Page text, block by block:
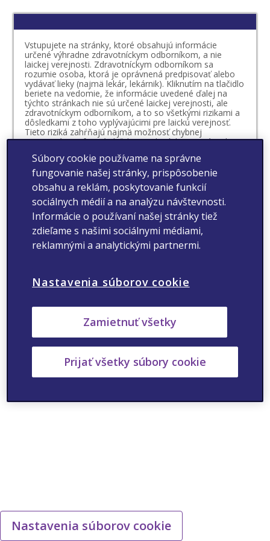
Vstupujete na stránky, ktoré obsahujú informácie
určené výhradne zdravotníckym odborníkom, a nie
laickej verejnosti. Zdravotníckym odborníkom sa
rozumie osoba, ktorá je oprávnená predpisovať alebo
vydávať lieky (najmä lekár, lekárnik). Kliknutím na tlačidlo
beriete na vedomie, že informácie uvedené ďalej na
týchto stránkach nie sú určené laickej verejnosti, ale
zdravotníckym odborníkom, a to so všetkými rizikami a
dôsledkami z toho vyplývajúcimi pre laickú verejnosť.
Tieto riziká zahŕňajú najmä možnosť chybnej
interpretácie informácií ďalej uvedených, nesprávneho
úsudku, čo sa týka vlastného zdravotného stavu či
možnosti vzniku mylnej preferencie vo vzťahu k
určitému lieku. Beriete na vedomie, že o vhodnosti
prípadnej liečby určitým liekom, ktorého výdaj je viazaný
na lekársky predpis, rozhoduje váš lekár v spolupráci s
vami. O vhodnosti liečby liekom, ktorého výdaj nie je
viazaný na lekársky predpis, by ste sa mali vždy poradiť
s vaším lekárom alebo lekárnikom.
Vyhlasujem, že som sa oboznámil/-a s definíciou
zdravotníckeho odborníka
Nastavenia súborov cookie
Súbory cookie používame na správne
fungovanie našej stránky, prispôsobenie
obsahu a reklám, poskytovanie funkcií
sociálnych médií a na analýzu návštevnosti.
Informácie o používaní našej stránky tiež
zdieľame s našimi sociálnymi médiami,
reklamnými a analytickými partnermi.
Nastavenia súborov cookie
Zamietnuť všetky
Prijať všetky súbory cookie